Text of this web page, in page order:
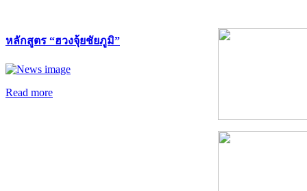
หลักสูตร “ฮวงจุ้ยชัยภูมิ”
Read more